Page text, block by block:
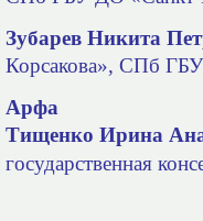
Зубарев Никита
Корсакова», СПб ГБУ
Арфа
Тищенко Ирина
государственная